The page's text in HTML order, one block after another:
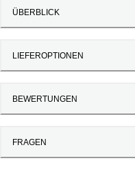
ÜBERBLICK
LIEFEROPTIONEN
BEWERTUNGEN
FRAGEN